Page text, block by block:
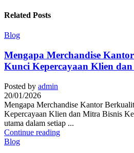
Related Posts
Blog
Mengapa Merchandise
Kunci Kepercayaan Klien
Posted by admin
20/01/2026
Mengapa Merchandise Kantor
Kepercayaan Klien dan Mitra Bisnis
utama dalam setiap ...
Continue reading
Blog